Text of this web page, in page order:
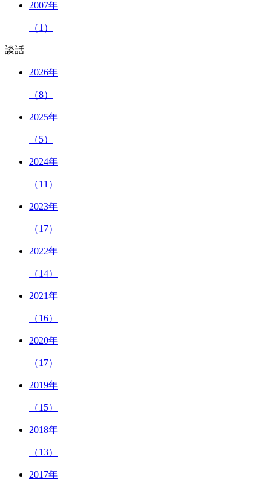
2007年
（1）
談話
2026年
（8）
2025年
（5）
2024年
（11）
2023年
（17）
2022年
（14）
2021年
（16）
2020年
（17）
2019年
（15）
2018年
（13）
2017年